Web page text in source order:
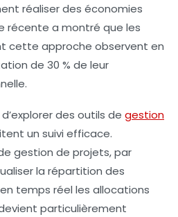
réaliser des économies
récente a montré que les
cette approche observent en
de 30 % de leur
des outils de gestion
un suivi efficace.
gestion de projets, par
la répartition des
temps réel les allocations
particulièrement